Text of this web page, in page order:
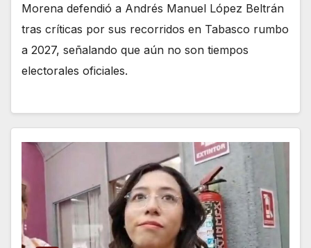
Morena defendió a Andrés Manuel López Beltrán
tras críticas por sus recorridos en Tabasco rumbo
a 2027, señalando que aún no son tiempos
electorales oficiales.